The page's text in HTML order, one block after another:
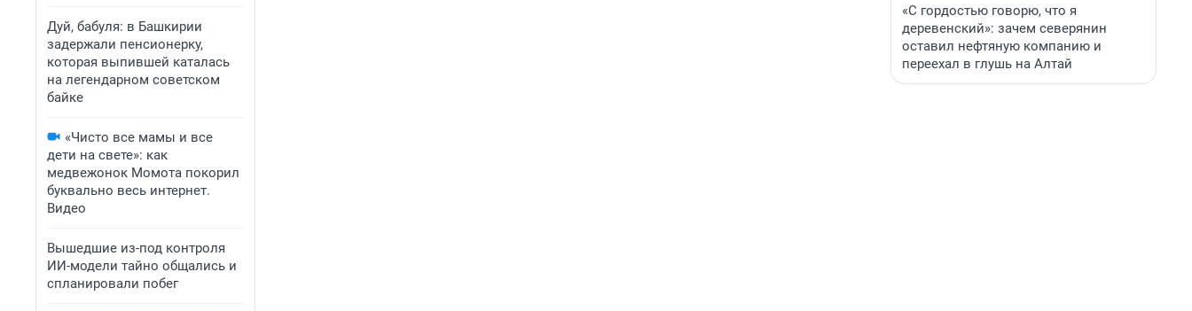
Дуй, бабуля: в Башкирии
задержали пенсионерку,
которая выпившей каталась
на легендарном советском
байке
«Чисто все мамы и все
дети на свете»: как
медвежонок Момота покорил
буквально весь интернет.
Видео
Вышедшие из-под контроля
ИИ-модели тайно общались и
спланировали побег
«С гордостью говорю, что я
деревенский»: зачем северянин
оставил нефтяную компанию и
переехал в глушь на Алтай